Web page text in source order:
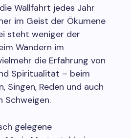
Wallfahrt jedes Jahr
im Geist der Ökumene
steht weniger der
Wandern im
die Erfahrung von
Spiritualität – beim
Singen, Reden und auch
Schweigen.
gelegene